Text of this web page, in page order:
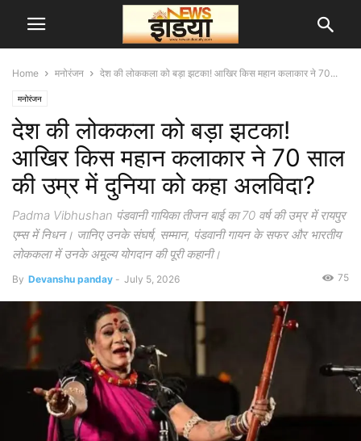
Home मनोरंजन देश की लोककला को बड़ा झटका! आखिर किस महान कलाकार ने 70...
मनोरंजन
देश की लोककला को बड़ा झटका!
आखिर किस महान कलाकार ने 70 साल
की उम्र में दुनिया को कहा अलविदा?
Padma Vibhushan पंडवानी गायिका तीजन बाई का 70 वर्ष की उम्र में रायपुर
एम्स में निधन। जानिए उनके संघर्ष, सम्मान, पंडवानी गायन के सफर और भारतीय
लोककला में उनके अमूल्य योगदान की पूरी कहानी।
By Devanshu panday - July 5, 2026 75